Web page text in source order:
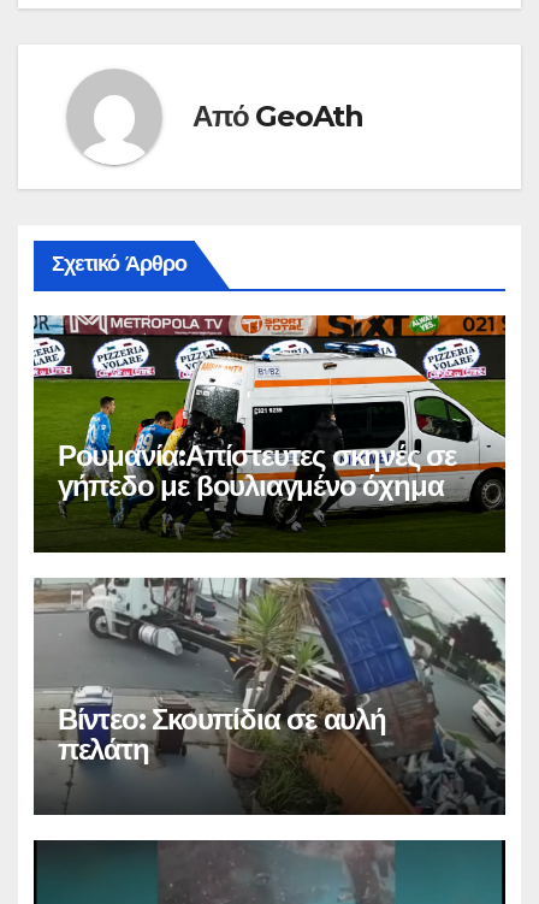
Από GeoAth
Σχετικό Άρθρο
Ρουμανία:Απίστευτες σκηνές σε
γήπεδο με βουλιαγμένο όχημα
Βίντεο: Σκουπίδια σε αυλή
πελάτη